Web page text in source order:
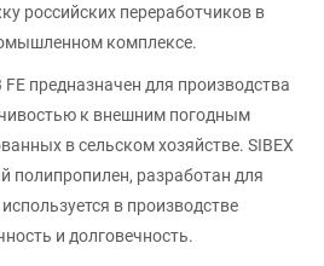
российских переработчиков в
комплексе.
предназначен для производства
к внешним погодным
в сельском хозяйстве. SIBEX
полипропилен, разработан для
в производстве
и долговечность.